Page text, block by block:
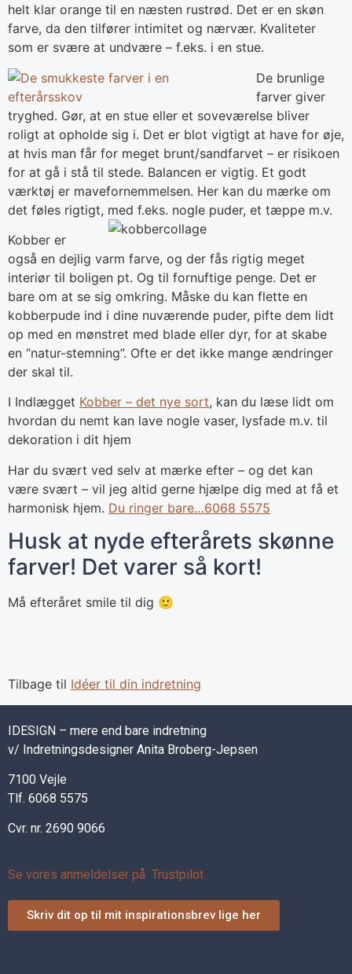
helt klar orange til en næsten rustrød. Det er en skøn
farve, da den tilfører intimitet og nærvær. Kvaliteter
som er svære at undvære – f.eks. i en stue.
De brunlige
farver giver
tryghed. Gør, at en stue eller et soveværelse bliver
roligt at opholde sig i. Det er blot vigtigt at have for øje,
at hvis man får for meget brunt/sandfarvet – er risikoen
for at gå i stå til stede. Balancen er vigtig. Et godt
værktøj er mavefornemmelsen. Her kan du mærke om
det føles rigtigt, med f.eks. nogle puder, et tæppe m.v.
Kobber er
også en dejlig varm farve, og der fås rigtig meget
interiør til boligen pt. Og til fornuftige penge. Det er
bare om at se sig omkring. Måske du kan flette en
kobberpude ind i dine nuværende puder, pifte dem lidt
op med en mønstret med blade eller dyr, for at skabe
en “natur-stemning”. Ofte er det ikke mange ændringer
der skal til.
I Indlægget Kobber – det nye sort, kan du læse lidt om
hvordan du nemt kan lave nogle vaser, lysfade m.v. til
dekoration i dit hjem
Har du svært ved selv at mærke efter – og det kan
være svært – vil jeg altid gerne hjælpe dig med at få et
harmonisk hjem. Du ringer bare…6068 5575
Husk at nyde efterårets skønne
farver! Det varer så kort!
Må efteråret smile til dig 🙂
Tilbage til Idéer til din indretning
IDESIGN – mere end bare indretning
v/ Indretningsdesigner Anita Broberg-Jepsen
7100 Vejle
Tlf. 6068 5575
Cvr. nr. 2690 9066
Se vores anmeldelser på Trustpilot
Skriv dit op til mit inspirationsbrev lige her